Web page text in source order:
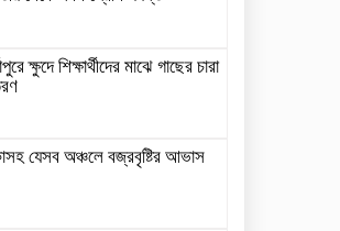
ক্ষুদে শিক্ষার্থীদের মাঝে গাছের চারা
যেসব অঞ্চলে বজ্রবৃষ্টির আভাস